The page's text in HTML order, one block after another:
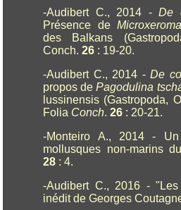
-Audibert C., 2014 -De
Présence de
des Balkans
Conch.26 : 19-20.
-Audibert C., 2014 -De
propos dePagodulina
lussinensis (Gastropoda,
Folia Conch.26 : 20-21.
-Monteiro A., 2014 -
mollusques non-marins
28 : 4.
-Audibert C., 2016 - "Les
inédit de Georges